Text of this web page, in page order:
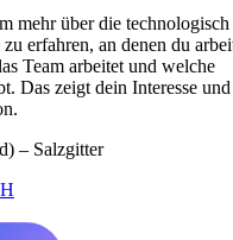
mehr über die technologisch
erfahren, an denen du
Team arbeitet und welche
Das zeigt dein Interesse
– Salzgitter